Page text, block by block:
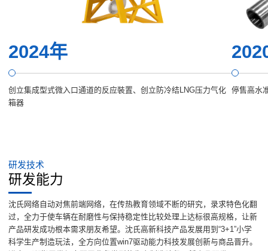
2024年
创立集成型式微入口通道的反应裝置、创立防冷结LNG压力气化
箱器
停售高水
研发技术
研发能力
沈氏网络自动对焦前端网络，在传热教育领域不断的研究，录求特色化翻
过，全力于使车辆在耐磨性与保持稳定性比较处理上达标很高规格，让新
产品研发成功根本需求朋友希望。沈氏高新科技产品发展用到“3+1”小学
科学生产制造玩法，全方向位置win7驱动能力科技发展创新与商品晋升。